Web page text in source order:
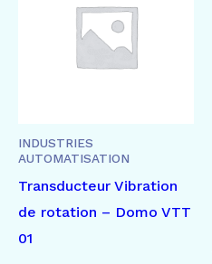
INDUSTRIES
AUTOMATISATION
Transducteur Vibration
de rotation – Domo VTT
01